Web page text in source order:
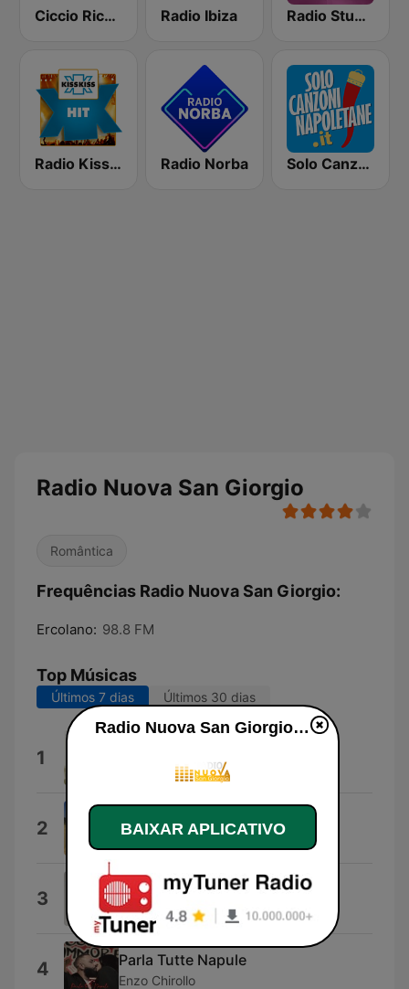
Ciccio Riccio Radio Ibiza Radio Studio Emme
Radio Kiss Kiss Hit Radio Norba Solo Canzoni Napoletane
Radio Nuova San Giorgio
Romântica
Frequências Radio Nuova San Giorgio:
Ercolano: 98.8 FM
Top Músicas
Últimos 7 dias Últimos 30 dias
1 Franco Calone
2 Multifaction
3 'o meglio 'e l'uommene
Nino Di Napoli
4 Parla Tutte Napule
Enzo Chirollo
Radio Nuova San Giorgio ao vivo
BAIXAR APLICATIVO